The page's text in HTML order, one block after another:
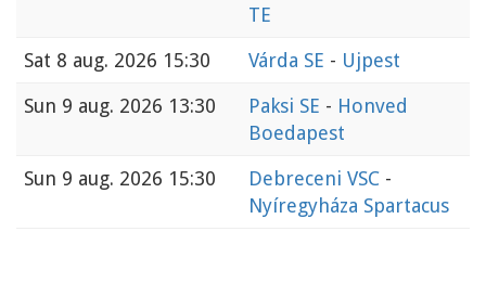
TE
Sat 8 aug. 2026 15:30 Várda SE - Ujpest
Sun 9 aug. 2026 13:30 Paksi SE - Honved
Boedapest
Sun 9 aug. 2026 15:30 Debreceni VSC -
Nyíregyháza Spartacus